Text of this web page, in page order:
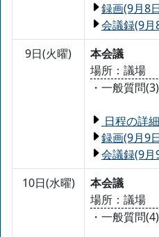
録画(9月8
会議録(9
9日(火曜)
本会議
場所：議場
・一般質問(3)
日程の詳細
録画(9月9
会議録(9
10日(水曜)
本会議
場所：議場
・一般質問(4)